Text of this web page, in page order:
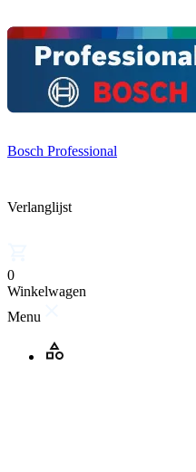
Bosch Professional
Verlanglijst
0
Winkelwagen
Menu